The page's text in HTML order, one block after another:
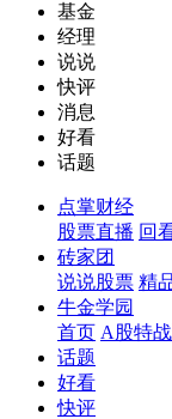
基金
经理
说说
快评
消息
好看
话题
点掌财经
股票直播 回
砖家团
说说股票 精
牛金学园
首页 A股特
话题
好看
快评